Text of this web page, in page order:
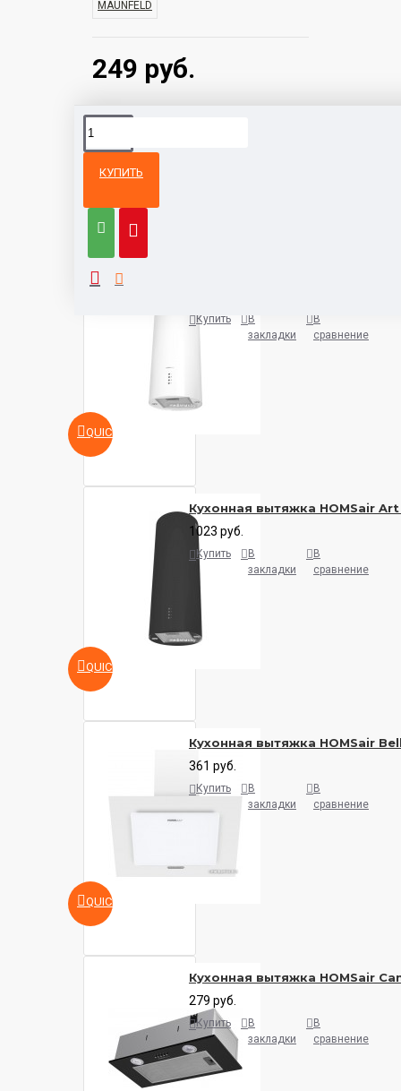
249 руб.
MAUNFELD
КУПИТЬ
категории
QUICKVIEW
Купить
В
закладки
В
сравнение
QUICKVIEW
Кухонная вытяжка HOMSair
1023 руб.
Купить
В
закладки
В
сравнение
QUICKVIEW
Кухонная вытяжка HOMSair
361 руб.
Купить
В
закладки
В
сравнение
Кухонная вытяжка HOMSair
279 руб.
Купить
В
закладки
В
сравнение